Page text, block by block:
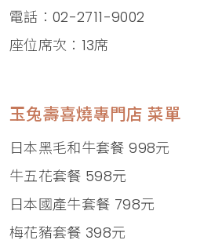
電話：02-2711-9002
座位席次：13席
玉兔壽喜燒專門店 菜單
日本黑毛和牛套餐 998元
牛五花套餐 598元
日本國產牛套餐 798元
梅花豬套餐 398元